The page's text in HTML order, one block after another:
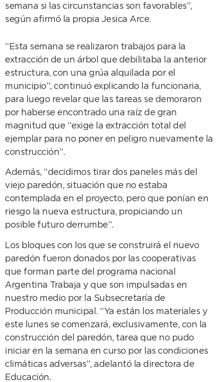
semana si las circunstancias son favorables”,
según afirmó la propia Jesica Arce.
“Esta semana se realizaron trabajos para la
extracción de un árbol que debilitaba la anterior
estructura, con una grúa alquilada por el
municipio”, continuó explicando la funcionaria,
para luego revelar que las tareas se demoraron
por haberse encontrado una raíz de gran
magnitud que “exige la extracción total del
ejemplar para no poner en peligro nuevamente la
construcción”.
Además, “decidimos tirar dos paneles más del
viejo paredón, situación que no estaba
contemplada en el proyecto, pero que ponían en
riesgo la nueva estructura, propiciando un
posible futuro derrumbe”.
Los bloques con los que se construirá el nuevo
paredón fueron donados por las cooperativas
que forman parte del programa nacional
Argentina Trabaja y que son impulsadas en
nuestro medio por la Subsecretaría de
Producción municipal. “Ya están los materiales y
este lunes se comenzará, exclusivamente, con la
construcción del paredón, tarea que no pudo
iniciar en la semana en curso por las condiciones
climáticas adversas”, adelantó la directora de
Educación.